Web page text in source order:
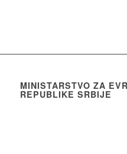
MINISTARSTVO ZA
REPUBLIKE SRBIJE